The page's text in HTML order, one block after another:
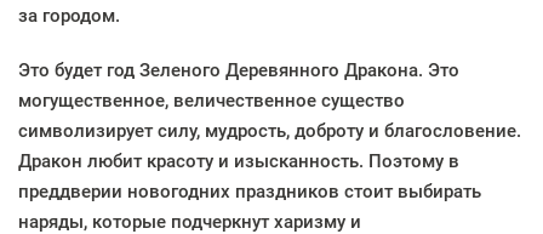
за городом.
Это будет год Зеленого Деревянного Дракона. Это
могущественное, величественное существо
символизирует силу, мудрость, доброту и благословение.
Дракон любит красоту и изысканность. Поэтому в
преддверии новогодних праздников стоит выбирать
наряды, которые подчеркнут харизму и